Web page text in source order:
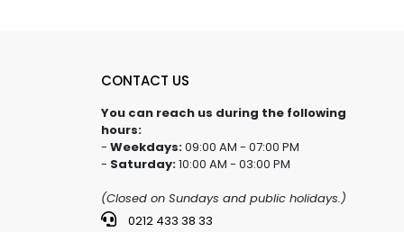
CONTACT US
You can reach us during the following
hours:
- Weekdays:09:00 AM - 07:00 PM
- Saturday:10:00 AM - 03:00 PM
(Closed on Sundays and public holidays.)
0212 433 38 33